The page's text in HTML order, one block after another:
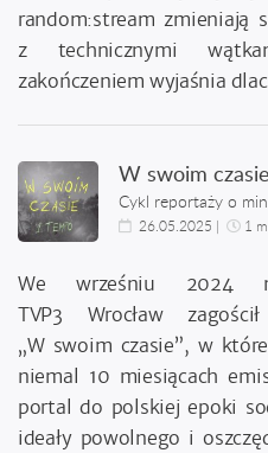
random:stream zmieniają
z technicznymi
zakończeniem wyjaśnia
W swoim czasie
Cykl reportaży o
26.05.2025 | 1 m.
We wrześniu 2024
TVP3 Wrocław
„W swoim czasie”, w
niemal 10 miesiącach
portal do polskiej epoki
ideały powolnego i